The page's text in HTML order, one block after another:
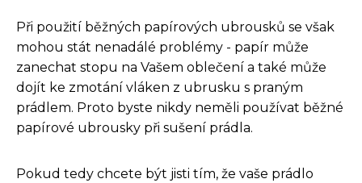
Při použití běžných papírových ubrousků se však
mohou stát nenadálé problémy - papír může
zanechat stopu na Vašem oblečení a také může
dojít ke zmotání vláken z ubrusku s praným
prádlem. Proto byste nikdy neměli používat běžné
papírové ubrousky při sušení prádla.
Pokud tedy chcete být jisti tím, že vaše prádlo